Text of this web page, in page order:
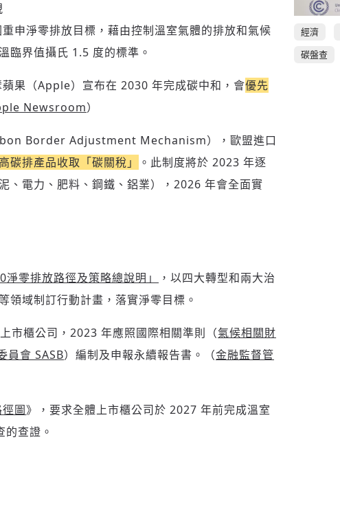
經濟
碳盤查
申淨零排放目標，藉由控制溫室氣體的排放和氣候
臨界值攝氏 1.5 度的標準。
果（Apple）宣布在 2030 年完成碳中和，會優先
Newsroom）
Border Adjustment Mechanism），歐盟進口
碳排產品收取「碳關稅」
。此制度將於 2023 年逐
、電力、肥料、鋼鐵、鋁業），2026 年會全面實
淨零排放路徑及策略總說明」
，以四大轉型和兩大治
領域制訂行動計畫，落實淨零目標。
市櫃公司，2023 年應照國際相關準則（氣候相關財
員會 SASB） 編制及申報永續報告書 。（金融監督管
圖》，要求全體上市櫃公司於 2027 年前完成溫室
的查證。